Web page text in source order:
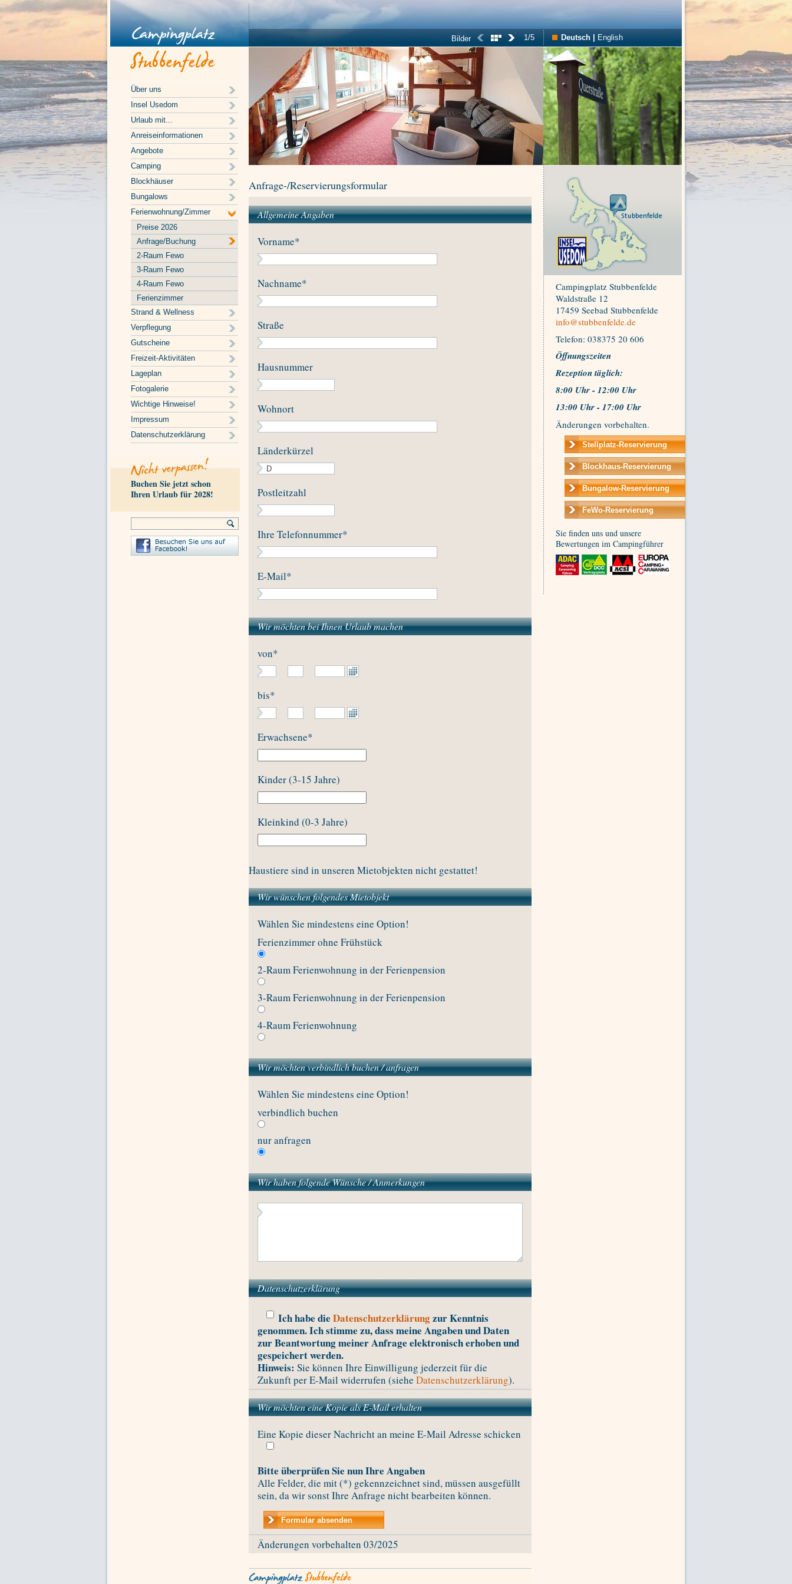
Deutsch English
1/5
Bilder
Über uns
Insel Usedom
Urlaub mit...
Anreiseinformationen
Angebote
Camping
Blockhäuser
Bungalows
Ferienwohnung/Zimmer
Preise 2026
Anfrage/Buchung
2-Raum Fewo
3-Raum Fewo
4-Raum Fewo
Ferienzimmer
Strand & Wellness
Verpflegung
Gutscheine
Freizeit-Aktivitäten
Lageplan
Fotogalerie
Wichtige Hinweise!
Impressum
Datenschutzerklärung
Buchen Sie jetzt schon
Ihren Urlaub für 2028!
Campingplatz Stubbenfelde
Waldstraße 12
17459 Seebad Stubbenfelde
info@stubbenfelde.de
Telefon: 038375 20 606
Öffnungszeiten
Rezeption täglich:
8:00 Uhr - 12:00 Uhr
13:00 Uhr - 17:00 Uhr
Änderungen vorbehalten.
Sie finden uns und unsere
Bewertungen im Campingführer
Anfrage-/Reservierungsformular
Allgemeine Angaben
Vorname*
Nachname*
Straße
Hausnummer
Wohnort
Länderkürzel
Postleitzahl
Ihre Telefonnummer*
E-Mail*
Wir möchten bei Ihnen Urlaub machen
von*
bis*
Erwachsene*
Kinder (3-15 Jahre)
Kleinkind (0-3 Jahre)
Haustiere sind in unseren Mietobjekten nicht gestattet!
Wir wünschen folgendes Mietobjekt
Wählen Sie mindestens eine Option!
Ferienzimmer ohne Frühstück
2-Raum Ferienwohnung in der Ferienpension
3-Raum Ferienwohnung in der Ferienpension
4-Raum Ferienwohnung
Wir möchten verbindlich buchen / anfragen
Wählen Sie mindestens eine Option!
verbindlich buchen
nur anfragen
Wir haben folgende Wünsche / Anmerkungen
Datenschutzerklärung
Ich habe die Datenschutzerklärungzur Kenntnis
genommen. Ich stimme zu, dass meine Angaben und Daten
zur Beantwortung meiner Anfrage elektronisch erhoben und
gespeichert werden.
Hinweis: Sie können Ihre Einwilligung jederzeit für die
Zukunft per E-Mail widerrufen (siehe Datenschutzerklärung).
Wir möchten eine Kopie als E-Mail erhalten
Eine Kopie dieser Nachricht an meine E-Mail Adresse schicken
Bitte überprüfen Sie nun Ihre Angaben
Alle Felder, die mit (*) gekennzeichnet sind, müssen ausgefüllt
sein, da wir sonst Ihre Anfrage nicht bearbeiten können.
Änderungen vorbehalten 03/2025